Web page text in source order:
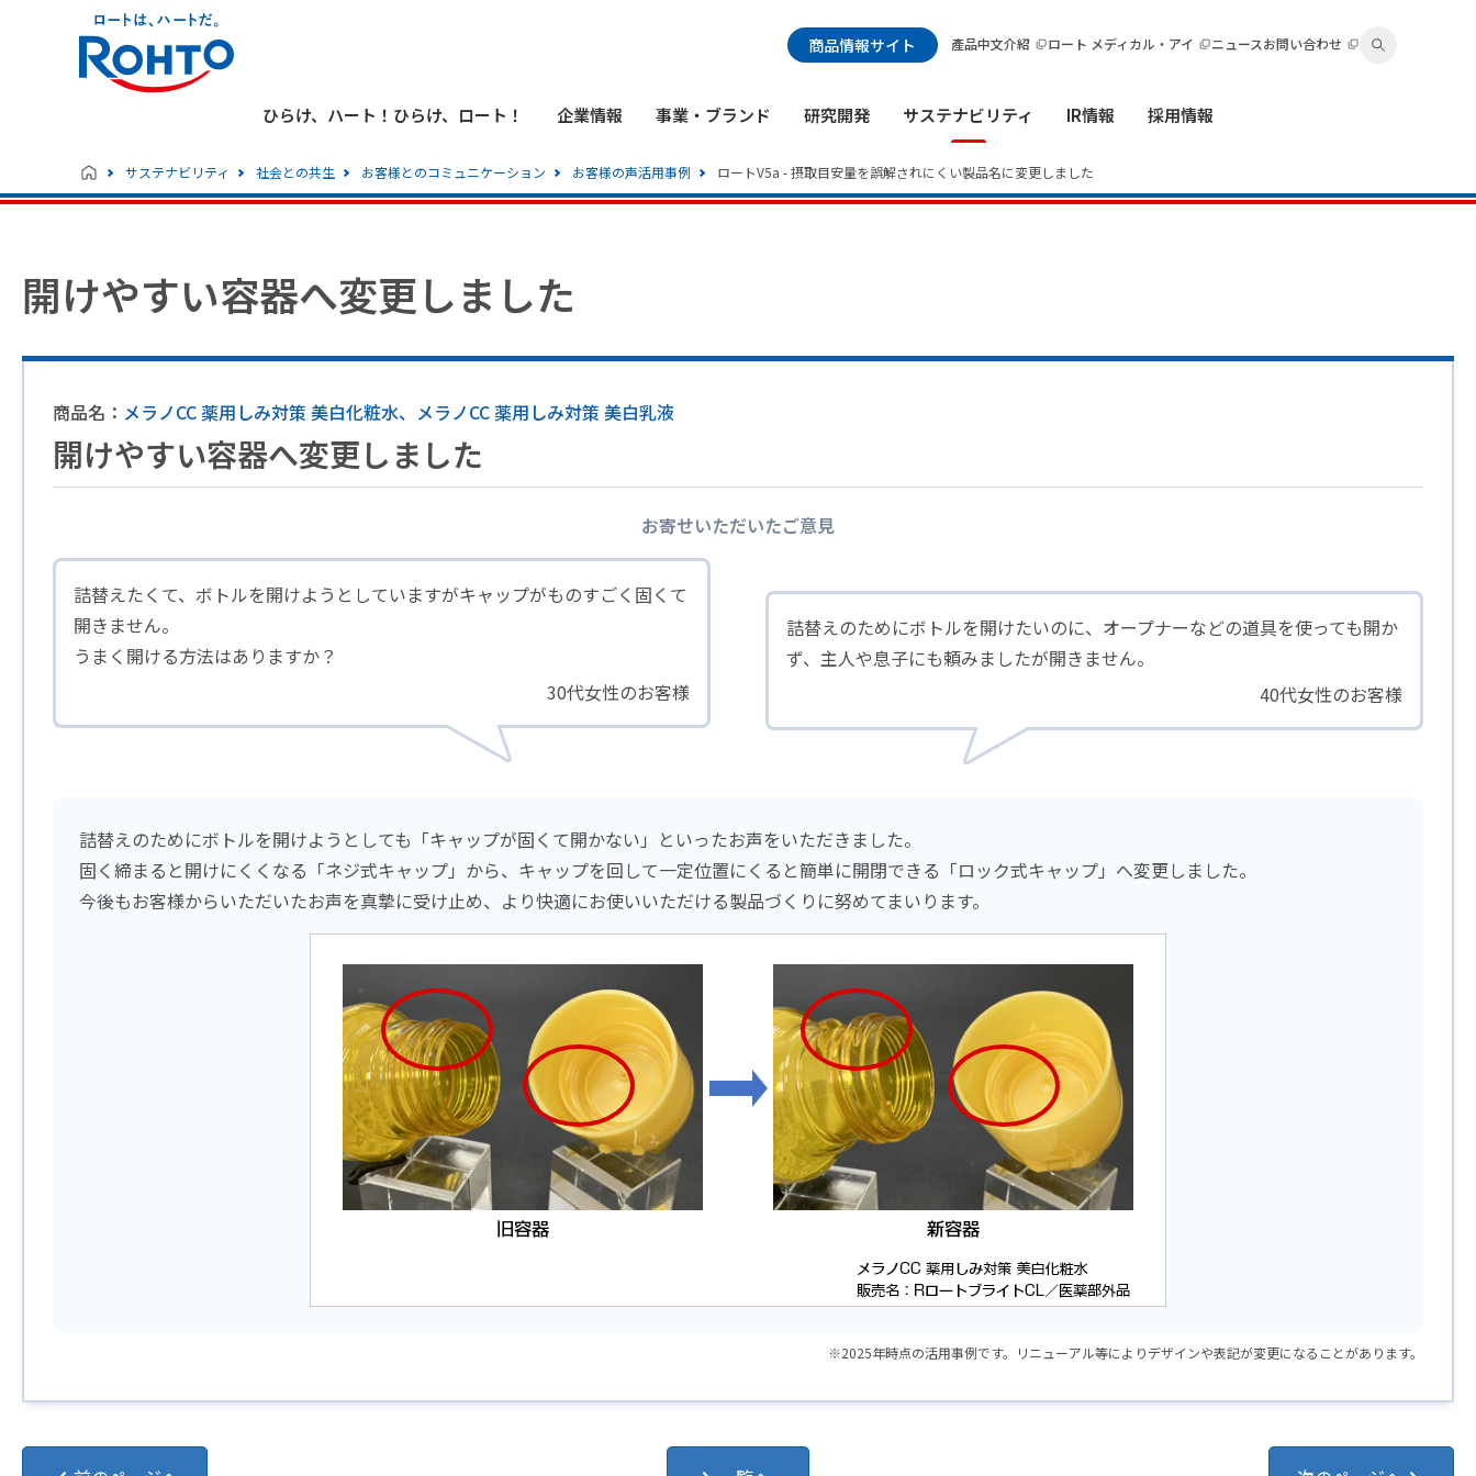
商品情報サイト 產品中文介紹 ロート メディカル・アイ ニュースお問い合わせ
検索メニュー
ひらけ、ハート！ひらけ、ロート！ 企業情報 事業・ブランド 研究開発 サステナビリティ IR情報 採用情報
サステナビリティ 社会との共生 お客様とのコミュニケーション お客様の声活用事例 ロートV5a - 摂取目安量を誤解されにくい製品名に変更しました
開けやすい容器へ変更しました
商品名： メラノCC 薬用しみ対策 美白化粧水、メラノCC 薬用しみ対策 美白乳液
開けやすい容器へ変更しました
お寄せいただいたご意見
詰替えたくて、ボトルを開けようとしていますがキャップがものすごく固くて
開きません。
うまく開ける方法はありますか？
30代女性のお客様
詰替えのためにボトルを開けたいのに、オープナーなどの道具を使っても開か
ず、主人や息子にも頼みましたが開きません。
40代女性のお客様
詰替えのためにボトルを開けようとしても「キャップが固くて開かない」といったお声をいただきました。
固く締まると開けにくくなる「ネジ式キャップ」から、キャップを回して一定位置にくると簡単に開閉できる「ロック式キャップ」へ変更しました。
今後もお客様からいただいたお声を真摯に受け止め、より快適にお使いいただける製品づくりに努めてまいります。
※2025年時点の活用事例です。リニューアル等によりデザインや表記が変更になることがあります。